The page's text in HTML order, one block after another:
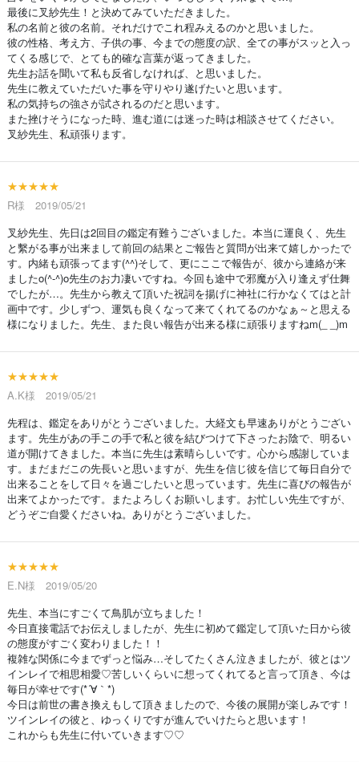
最後に叉紗先生！と決めてみていただきました。
私の名前と彼の名前。それだけでこれ程みえるのかと思いました。
彼の性格、考え方、子供の事、今までの態度の訳、全ての事がスッと入っ
てくる感じで、とても的確な言葉が返ってきました。
先生お話を聞いて私も反省しなければ、と思いました。
先生に教えていただいた事を守りやり遂げたいと思います。
私の気持ちの強さが試されるのだと思います。
また挫けそうになった時、進む道には迷った時は相談させてください。
叉紗先生、私頑張ります。
★★★★★
R様 2019/05/21
叉紗先生、先日は2回目の鑑定有難うございました。本当に運良く、先生
と繫がる事が出来まして前回の結果とご報告と質問が出来て嬉しかったで
す。内緒も頑張ってます(^^)そして、更にここで報告が、彼から連絡が来
ましたo(^-^)o先生のお力凄いですね。今回も途中で邪魔が入り逢えず仕舞
でしたが…。先生から教えて頂いた祝詞を揚げに神社に行かなくてはと計
画中です。少しずつ、運気も良くなって来てくれてるのかなぁ～と思える
様になりました。先生、また良い報告が出来る様に頑張りますねm(_ _)m
★★★★★
A.K様 2019/05/21
先程は、鑑定をありがとうございました。大経文も早速ありがとうござい
ます。先生があの手この手で私と彼を結びつけて下さったお陰で、明るい
道が開けてきました。本当に先生は素晴らしいです。心から感謝していま
す。まだまだこの先長いと思いますが、先生を信じ彼を信じて毎日自分で
出来ることをして日々を過ごしたいと思っています。先生に喜びの報告が
出来てよかったです。またよろしくお願いします。お忙しい先生ですが、
どうぞご自愛くださいね。ありがとうございました。
★★★★★
E.N様 2019/05/20
先生、本当にすごくて鳥肌が立ちました！
今日直接電話でお伝えしましたが、先生に初めて鑑定して頂いた日から彼
の態度がすごく変わりました！！
複雑な関係に今までずっと悩み…そしてたくさん泣きましたが、彼とはツ
インレイで相思相愛♡苦しいくらいに想ってくれてると言って頂き、今は
毎日が幸せです(*´∀｀*)
今日は前世の書き換えもして頂きましたので、今後の展開が楽しみです！
ツインレイの彼と、ゆっくりですが進んでいけたらと思います！
これからも先生に付いていきます♡♡